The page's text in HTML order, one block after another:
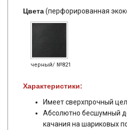
Цвета(перфорированная
черный/ №821
Характеристики:
Имеет сверхпрочный
Абсолютно бесшумный
качания на шариковых